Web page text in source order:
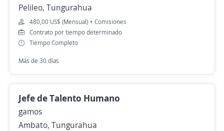
Pelileo, Tungurahua
480,00 US$ (Mensual) + Comisiones
Contrato por tiempo determinado
Tiempo Completo
Más de 30 días
Jefe de Talento Humano
gamos
Ambato, Tungurahua